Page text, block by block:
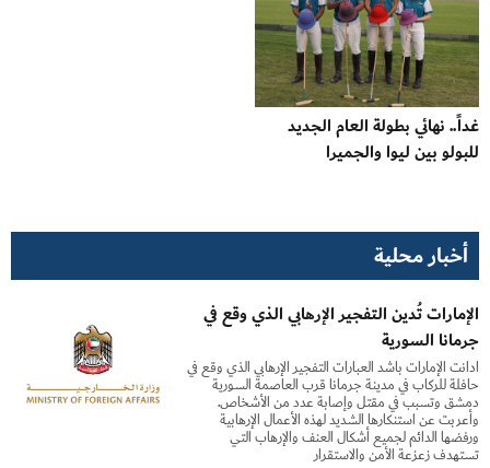
غداً.. نهائي بطولة العام الجديد
للبولو بين ليوا والجميرا
أخبار محلية
الإمارات تُدين التفجير الإرهابي الذي وقع في
جرمانا السورية
أدانت الإمارات بأشد العبارات التفجير الإرهابي الذي وقع في
حافلة للركاب في مدينة جرمانا قرب العاصمة السورية
دمشق وتسبب في مقتل وإصابة عدد من الأشخاص.
وأعربت عن استنكارها الشديد لهذه الأعمال الإرهابية
ورفضها الدائم لجميع أشكال العنف والإرهاب التي
تستهدف زعزعة الأمن والاستقرار